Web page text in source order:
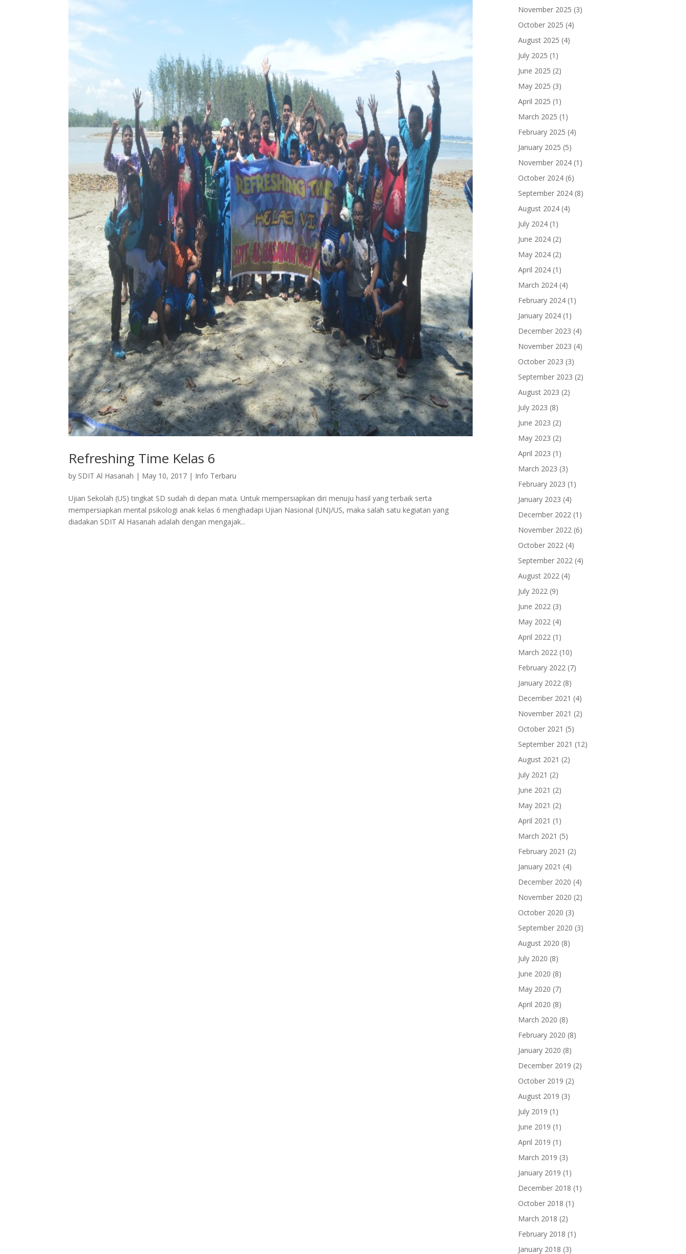
Refreshing Time Kelas 6
by SDIT Al Hasanah | May 10, 2017 | Info Terbaru
Ujian Sekolah (US) tingkat SD sudah di depan mata. Untuk mempersiapkan diri menuju hasil yang terbaik serta
mempersiapkan mental psikologi anak kelas 6 menghadapi Ujian Nasional (UN)/US, maka salah satu kegiatan yang
diadakan SDIT Al Hasanah adalah dengan mengajak...
November 2025 (3)
October 2025 (4)
August 2025 (4)
July 2025 (1)
June 2025 (2)
May 2025 (3)
April 2025 (1)
March 2025 (1)
February 2025 (4)
January 2025 (5)
November 2024 (1)
October 2024 (6)
September 2024 (8)
August 2024 (4)
July 2024 (1)
June 2024 (2)
May 2024 (2)
April 2024 (1)
March 2024 (4)
February 2024 (1)
January 2024 (1)
December 2023 (4)
November 2023 (4)
October 2023 (3)
September 2023 (2)
August 2023 (2)
July 2023 (8)
June 2023 (2)
May 2023 (2)
April 2023 (1)
March 2023 (3)
February 2023 (1)
January 2023 (4)
December 2022 (1)
November 2022 (6)
October 2022 (4)
September 2022 (4)
August 2022 (4)
July 2022 (9)
June 2022 (3)
May 2022 (4)
April 2022 (1)
March 2022 (10)
February 2022 (7)
January 2022 (8)
December 2021 (4)
November 2021 (2)
October 2021 (5)
September 2021 (12)
August 2021 (2)
July 2021 (2)
June 2021 (2)
May 2021 (2)
April 2021 (1)
March 2021 (5)
February 2021 (2)
January 2021 (4)
December 2020 (4)
November 2020 (2)
October 2020 (3)
September 2020 (3)
August 2020 (8)
July 2020 (8)
June 2020 (8)
May 2020 (7)
April 2020 (8)
March 2020 (8)
February 2020 (8)
January 2020 (8)
December 2019 (2)
October 2019 (2)
August 2019 (3)
July 2019 (1)
June 2019 (1)
April 2019 (1)
March 2019 (3)
January 2019 (1)
December 2018 (1)
October 2018 (1)
March 2018 (2)
February 2018 (1)
January 2018 (3)